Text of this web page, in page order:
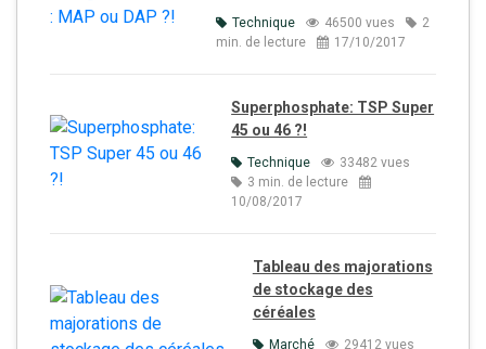
Technique 46500 vues
2
min. de lecture
17/10/2017
Superphosphate: TSP Super
45 ou 46 ?!
Technique
33482 vues
3 min. de lecture
10/08/2017
Tableau des majorations
de stockage des
céréales
Marché
29412 vues